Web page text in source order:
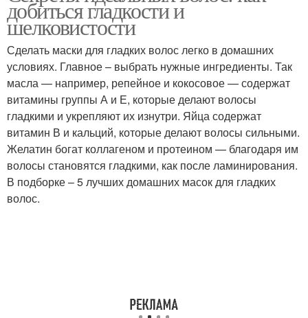
Шелковистые волосы Маски для волос
Народные маски
Маски для блестящих
волос
добиться гладкости и
шелковистости
Сделать маски для гладких волос легко в домашних
условиях. Главное – выбрать нужные ингредиенты. Так
масла — например, репейное и кокосовое — содержат
витамины группы А и Е, которые делают волосы
гладкими и укрепляют их изнутри. Яйца содержат
витамин В и кальций, которые делают волосы сильными.
Желатин богат коллагеном и протеином — благодаря им
волосы становятся гладкими, как после ламинирования.
В подборке – 5 лучших домашних масок для гладких
волос.